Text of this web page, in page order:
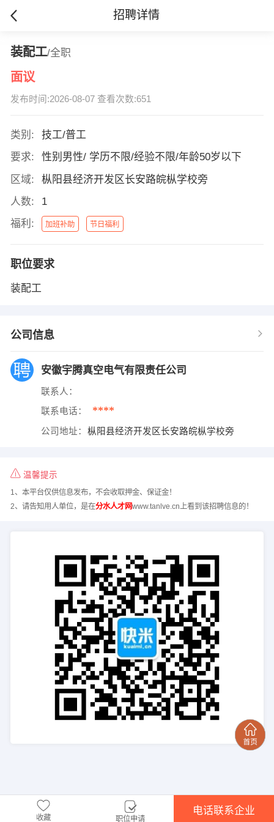
招聘详情
装配工/全职
面议
发布时间:2026-08-07 查看次数:651
类别:
技工/普工
要求:
性别男性/ 学历不限/经验不限/年龄50岁以下
区域:
枞阳县经济开发区长安路皖枞学校旁
人数:
1
福利:
加班补助 节日福利
职位要求
装配工
公司信息
安徽宇腾真空电气有限责任公司
联系人：
联系电话： ****
公司地址： 枞阳县经济开发区长安路皖枞学校旁
温馨提示
1、本平台仅供信息发布，不会收取押金、保证金！
2、请告知用人单位，是在分水人才网www.tanlve.cn上看到该招聘信息的！
收藏 职位申请
电话联系企业